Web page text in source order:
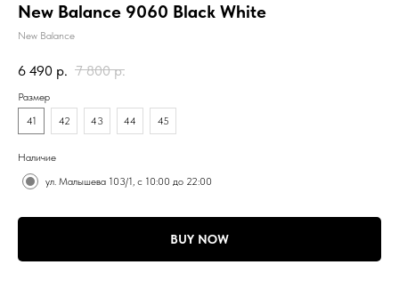
New Balance 9060 Black White
New Balance
6 490 р. 7 800 р.
Размер
41
42 43 44 45
Наличие
ул. Малышева 103/1, с 10:00 до 22:00
BUY NOW